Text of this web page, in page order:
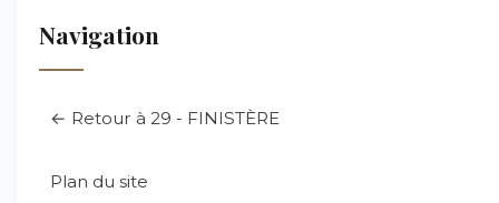
Navigation
← Retour à 29 - FINISTÈRE
Plan du site